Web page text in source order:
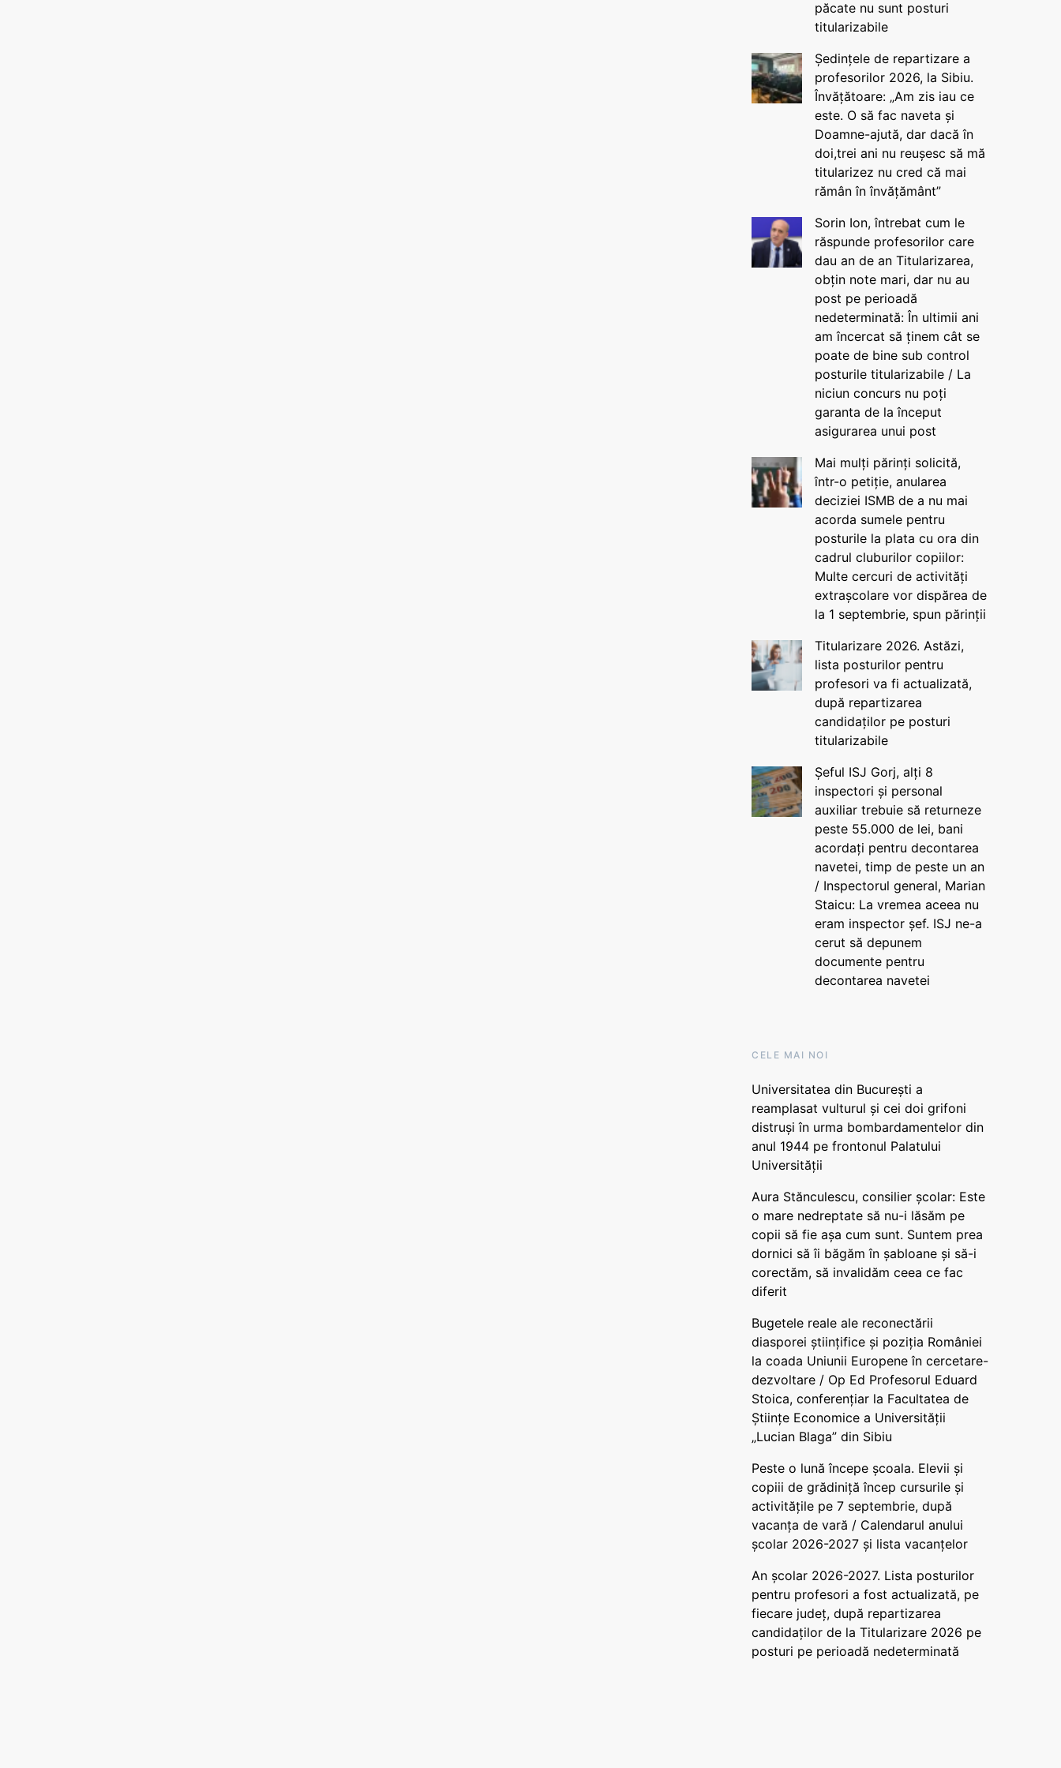
păcate nu sunt posturi
titularizabile
Ședințele de repartizare a
profesorilor 2026, la Sibiu.
Învățătoare: „Am zis iau ce
este. O să fac naveta și
Doamne-ajută, dar dacă în
doi,trei ani nu reușesc să mă
titularizez nu cred că mai
rămân în învățământ”
Sorin Ion, întrebat cum le
răspunde profesorilor care
dau an de an Titularizarea,
obțin note mari, dar nu au
post pe perioadă
nedeterminată: În ultimii ani
am încercat să ținem cât se
poate de bine sub control
posturile titularizabile / La
niciun concurs nu poți
garanta de la început
asigurarea unui post
Mai mulți părinți solicită,
într-o petiție, anularea
deciziei ISMB de a nu mai
acorda sumele pentru
posturile la plata cu ora din
cadrul cluburilor copiilor:
Multe cercuri de activități
extrașcolare vor dispărea de
la 1 septembrie, spun părinții
Titularizare 2026. Astăzi,
lista posturilor pentru
profesori va fi actualizată,
după repartizarea
candidaților pe posturi
titularizabile
Șeful ISJ Gorj, alți 8
inspectori și personal
auxiliar trebuie să returneze
peste 55.000 de lei, bani
acordați pentru decontarea
navetei, timp de peste un an
/ Inspectorul general, Marian
Staicu: La vremea aceea nu
eram inspector șef. ISJ ne-a
cerut să depunem
documente pentru
decontarea navetei
CELE MAI NOI
Universitatea din București a
reamplasat vulturul și cei doi grifoni
distruși în urma bombardamentelor din
anul 1944 pe frontonul Palatului
Universității
Aura Stănculescu, consilier școlar: Este
o mare nedreptate să nu-i lăsăm pe
copii să fie așa cum sunt. Suntem prea
dornici să îi băgăm în șabloane și să-i
corectăm, să invalidăm ceea ce fac
diferit
Bugetele reale ale reconectării
diasporei științifice și poziția României
la coada Uniunii Europene în cercetare-
dezvoltare / Op Ed Profesorul Eduard
Stoica, conferențiar la Facultatea de
Științe Economice a Universității
„Lucian Blaga” din Sibiu
Peste o lună începe școala. Elevii și
copiii de grădiniță încep cursurile și
activitățile pe 7 septembrie, după
vacanța de vară / Calendarul anului
școlar 2026-2027 și lista vacanțelor
An școlar 2026-2027. Lista posturilor
pentru profesori a fost actualizată, pe
fiecare județ, după repartizarea
candidaților de la Titularizare 2026 pe
posturi pe perioadă nedeterminată